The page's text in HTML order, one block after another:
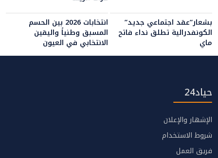
بشعار”عقد اجتماعي جديد”
الكونفدرالية تطلق نداء فاتح
ماي
انتخابات 2026 بين الحسم
المسبق وطنياً واليقين
الانتخابي في العيون
حياد24
الإشهار والإعلان
شروط الاستخدام
فريق العمل